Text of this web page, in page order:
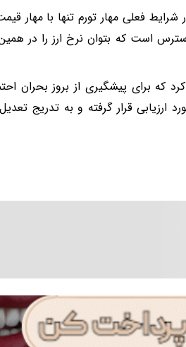
فعلی مهار تورم تنها با مهار
است که بتوان نرخ ارز را در
که برای پیشگیری از بروز بحران
ارزیابی قرار گرفته و به تدریج